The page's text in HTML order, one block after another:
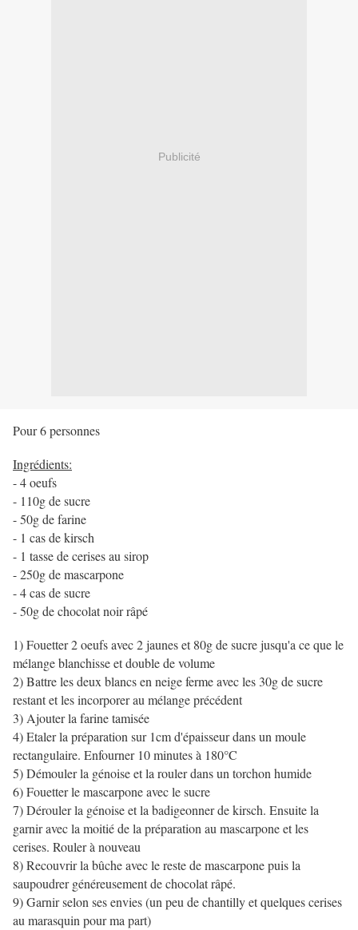
Publicité
Pour 6 personnes
Ingrédients:
- 4 oeufs
- 110g de sucre
- 50g de farine
- 1 cas de kirsch
- 1 tasse de cerises au sirop
- 250g de mascarpone
- 4 cas de sucre
- 50g de chocolat noir râpé
1) Fouetter 2 oeufs avec 2 jaunes et 80g de sucre jusqu'a ce que le
mélange blanchisse et double de volume
2) Battre les deux blancs en neige ferme avec les 30g de sucre
restant et les incorporer au mélange précédent
3) Ajouter la farine tamisée
4) Etaler la préparation sur 1cm d'épaisseur dans un moule
rectangulaire. Enfourner 10 minutes à 180°C
5) Démouler la génoise et la rouler dans un torchon humide
6) Fouetter le mascarpone avec le sucre
7) Dérouler la génoise et la badigeonner de kirsch. Ensuite la
garnir avec la moitié de la préparation au mascarpone et les
cerises. Rouler à nouveau
8) Recouvrir la bûche avec le reste de mascarpone puis la
saupoudrer généreusement de chocolat râpé.
9) Garnir selon ses envies (un peu de chantilly et quelques cerises
au marasquin pour ma part)